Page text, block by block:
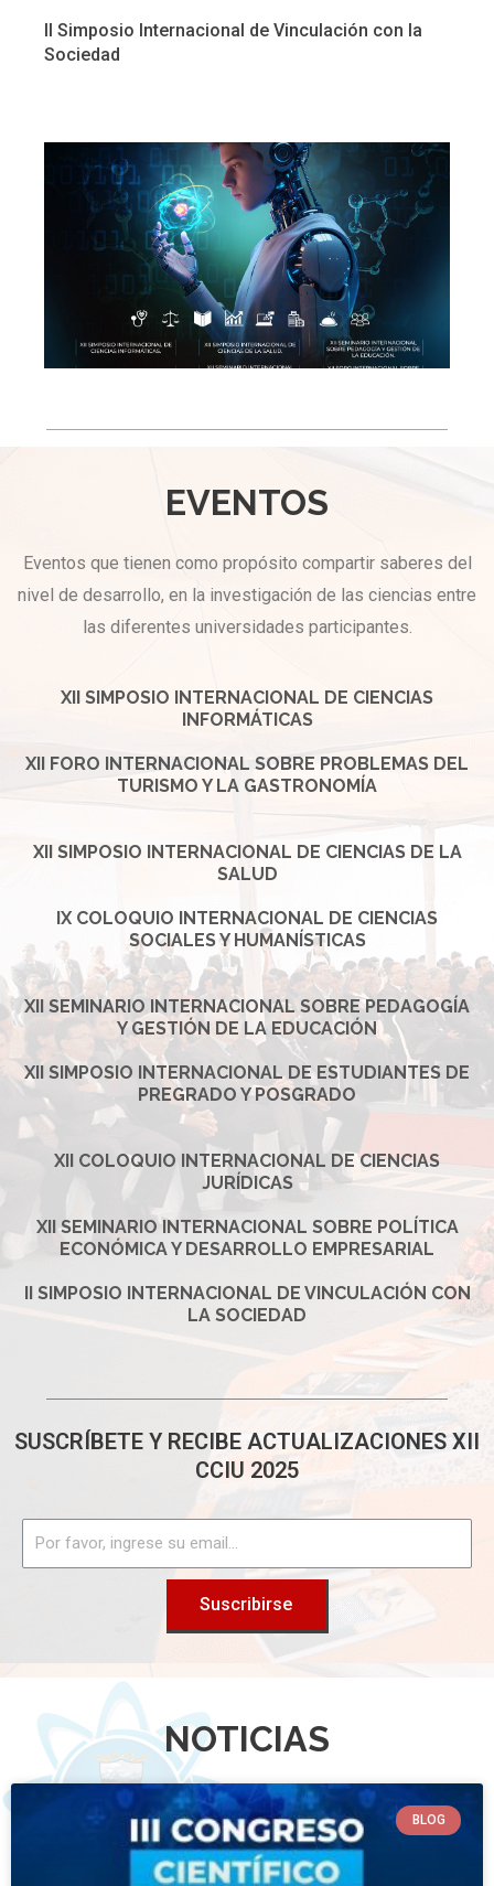
II Simposio Internacional de Vinculación con la
Sociedad
EVENTOS
Eventos que tienen como propósito compartir saberes del
nivel de desarrollo, en la investigación de las ciencias entre
las diferentes universidades participantes.
XII SIMPOSIO INTERNACIONAL DE CIENCIAS
INFORMÁTICAS
XII FORO INTERNACIONAL SOBRE PROBLEMAS DEL
TURISMO Y LA GASTRONOMÍA
XII SIMPOSIO INTERNACIONAL DE CIENCIAS DE LA
SALUD
IX COLOQUIO INTERNACIONAL DE CIENCIAS
SOCIALES Y HUMANÍSTICAS
XII SEMINARIO INTERNACIONAL SOBRE PEDAGOGÍA
Y GESTIÓN DE LA EDUCACIÓN
XII SIMPOSIO INTERNACIONAL DE ESTUDIANTES DE
PREGRADO Y POSGRADO
XII COLOQUIO INTERNACIONAL DE CIENCIAS
JURÍDICAS
XII SEMINARIO INTERNACIONAL SOBRE POLÍTICA
ECONÓMICA Y DESARROLLO EMPRESARIAL
II SIMPOSIO INTERNACIONAL DE VINCULACIÓN CON
LA SOCIEDAD
SUSCRÍBETE Y RECIBE ACTUALIZACIONES XII
CCIU 2025
Suscribirse
NOTICIAS
BLOG